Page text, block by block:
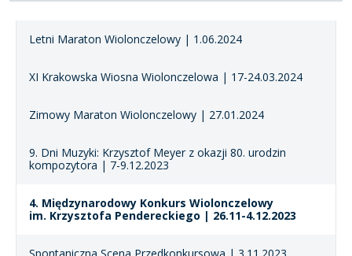
Letni Maraton Wiolonczelowy | 1.06.2024
XI Krakowska Wiosna Wiolonczelowa | 17-24.03.2024
Zimowy Maraton Wiolonczelowy | 27.01.2024
9. Dni Muzyki: Krzysztof Meyer z okazji 80. urodzin
kompozytora | 7-9.12.2023
4. Międzynarodowy Konkurs Wiolonczelowy
im. Krzysztofa Pendereckiego | 26.11-4.12.2023